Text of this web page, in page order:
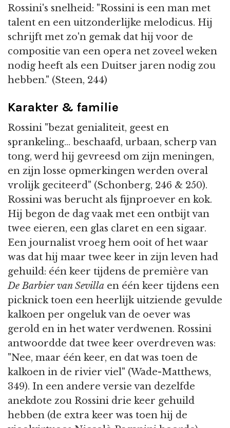
Rossini's snelheid: "Rossini is een man met
talent en een uitzonderlijke melodicus. Hij
schrijft met zo'n gemak dat hij voor de
compositie van een opera net zoveel weken
nodig heeft als een Duitser jaren nodig zou
hebben." (Steen, 244)
Karakter & familie
Rossini "bezat genialiteit, geest en
sprankeling... beschaafd, urbaan, scherp van
tong, werd hij gevreesd om zijn meningen,
en zijn losse opmerkingen werden overal
vrolijk geciteerd" (Schonberg, 246 & 250).
Rossini was berucht als fijnproever en kok.
Hij begon de dag vaak met een ontbijt van
twee eieren, een glas claret en een sigaar.
Een journalist vroeg hem ooit of het waar
was dat hij maar twee keer in zijn leven had
gehuild: één keer tijdens de première van
De Barbier van Sevilla en één keer tijdens een
picknick toen een heerlijk uitziende gevulde
kalkoen per ongeluk van de oever was
gerold en in het water verdwenen. Rossini
antwoordde dat twee keer overdreven was:
"Nee, maar één keer, en dat was toen de
kalkoen in de rivier viel" (Wade-Matthews,
349). In een andere versie van dezelfde
anekdote zou Rossini drie keer gehuild
hebben (de extra keer was toen hij de